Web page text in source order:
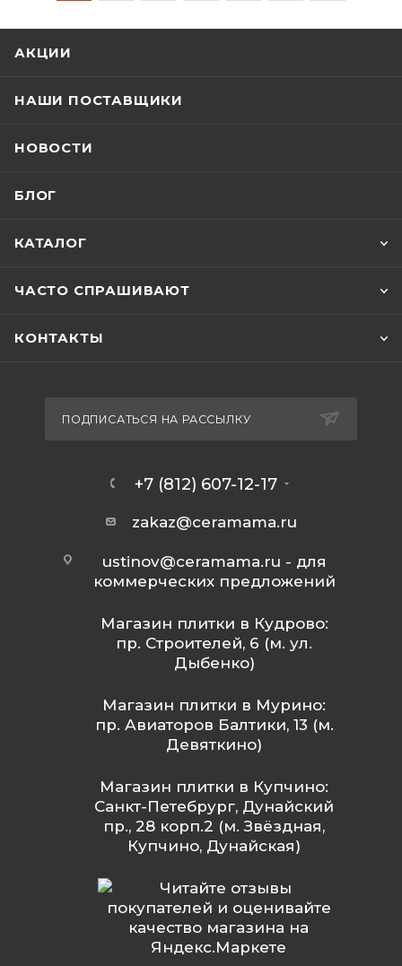
АКЦИИ
НАШИ ПОСТАВЩИКИ
НОВОСТИ
БЛОГ
КАТАЛОГ
ЧАСТО СПРАШИВАЮТ
КОНТАКТЫ
ПОДПИСАТЬСЯ НА РАССЫЛКУ
+7 (812) 607-12-17
zakaz@ceramama.ru
ustinov@ceramama.ru - для
коммерческих предложений
Магазин плитки в Кудрово:
пр. Строителей, 6 (м. ул.
Дыбенко)
Магазин плитки в Мурино:
пр. Авиаторов Балтики, 13 (м.
Девяткино)
Магазин плитки в Купчино:
Санкт-Петебрург, Дунайский
пр., 28 корп.2 (м. Звёздная,
Купчино, Дунайская)